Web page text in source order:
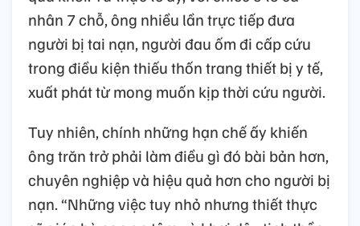
nhân 7 chỗ, ông nhiều lần trực tiếp đưa
người bị tai nạn, người đau ốm đi cấp cứu
trong điều kiện thiếu thốn trang thiết bị y tế,
xuất phát từ mong muốn kịp thời cứu người.
Tuy nhiên, chính những hạn chế ấy khiến
ông trăn trở phải làm điều gì đó bài bản hơn,
chuyên nghiệp và hiệu quả hơn cho người bị
nạn. “Những việc tuy nhỏ nhưng thiết thực